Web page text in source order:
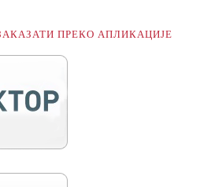
ПРЕКО АПЛИКАЦИЈЕ